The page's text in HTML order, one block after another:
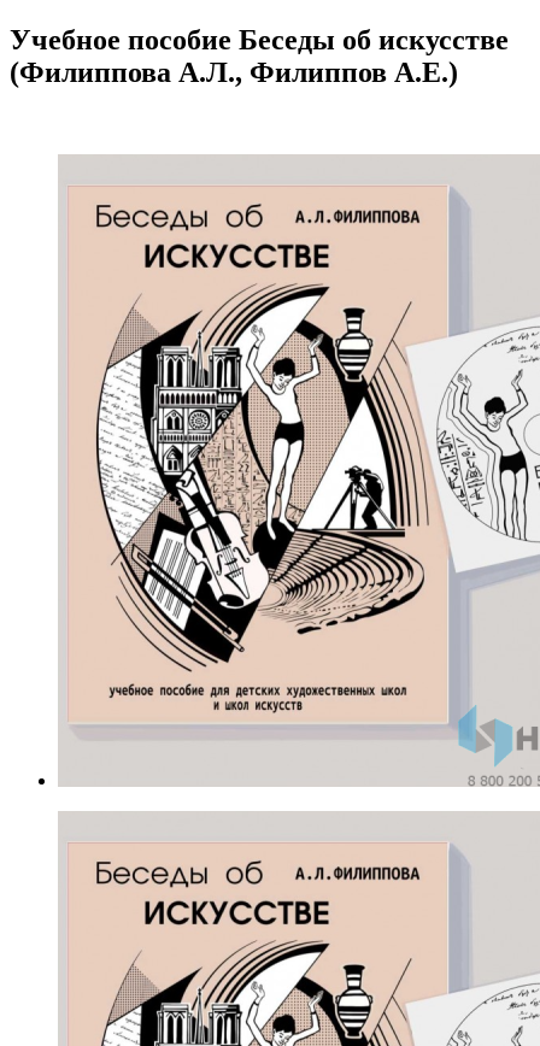
Учебное пособие Беседы об искусстве
(Филиппова А.Л., Филиппов А.Е.)